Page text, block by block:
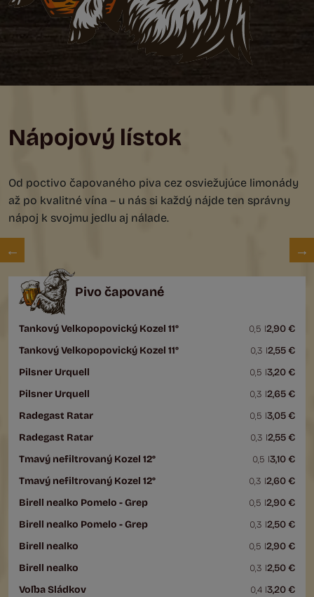
Nápojový lístok
Od poctivo čapovaného piva cez osviežujúce limonády
až po kvalitné vína – u nás si každý nájde ten správny
nápoj k svojmu jedlu aj nálade.
Pivo čapované
Tankový Velkopopovický Kozel 11° 0,5 l2,90 €
Tankový Velkopopovický Kozel 11°
0,3 l2,55 €
Pilsner Urquell
0,5 l3,20 €
Pilsner Urquell
0,3 l2,65 €
Radegast Ratar
0,5 l3,05 €
Radegast Ratar
0,3 l2,55 €
Tmavý nefiltrovaný Kozel 12°
0,5 l3,10 €
Tmavý nefiltrovaný Kozel 12°
0,3 l2,60 €
Birell nealko Pomelo - Grep
0,5 l2,90 €
Birell nealko Pomelo - Grep
0,3 l2,50 €
Birell nealko
0,5 l2,90 €
Birell nealko
0,3 l2,50 €
Voľba Sládkov
0,4 l3,20 €